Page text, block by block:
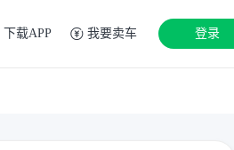
下载APP 我要卖车 登录